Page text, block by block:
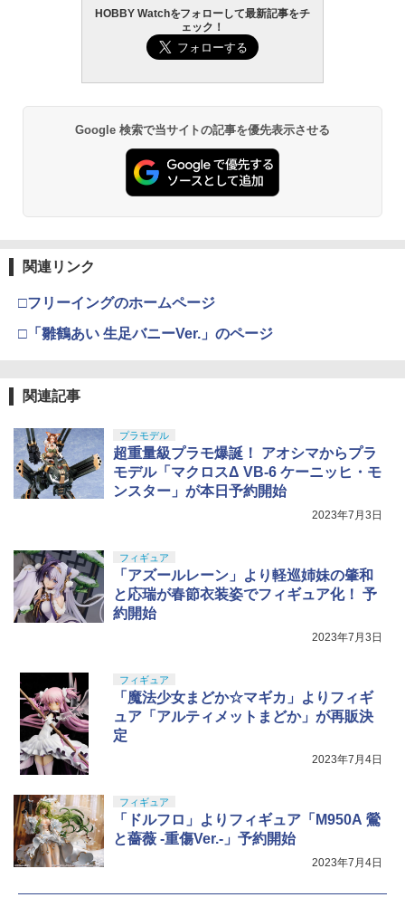
HOBBY Watchをフォローして最新記事をチ
ェック！
Google 検索で当サイトの記事を優先表示させる
関連リンク
□フリーイングのホームページ
□「雛鶴あい 生足バニーVer.」のページ
関連記事
プラモデル
超重量級プラモ爆誕！ アオシマからプラ
モデル「マクロスΔ VB-6 ケーニッヒ・モ
ンスター」が本日予約開始
2023年7月3日
フィギュア
「アズールレーン」より軽巡姉妹の肇和
と応瑞が春節衣装姿でフィギュア化！ 予
約開始
2023年7月3日
フィギュア
「魔法少女まどか☆マギカ」よりフィギ
ュア「アルティメットまどか」が再販決
定
2023年7月4日
フィギュア
「ドルフロ」よりフィギュア「M950A 鶯
と薔薇 -重傷Ver.-」予約開始
2023年7月4日